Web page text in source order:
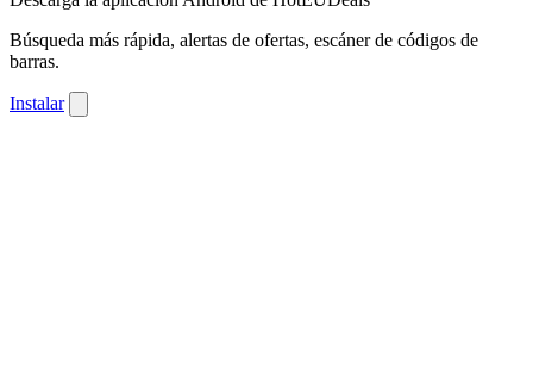
Búsqueda más rápida, alertas de ofertas, escáner de códigos de
barras.
Instalar